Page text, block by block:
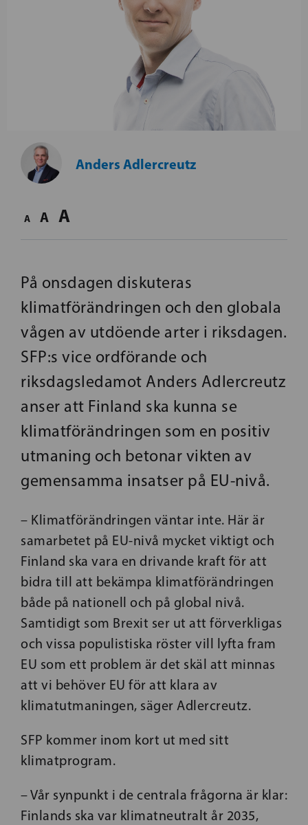
Anders Adlercreutz
A A A
På onsdagen diskuteras
klimatförändringen och den globala
vågen av utdöende arter i riksdagen.
SFP:s vice ordförande och
riksdagsledamot Anders Adlercreutz
anser att Finland ska kunna se
klimatförändringen som en positiv
utmaning och betonar vikten av
gemensamma insatser på EU-nivå.
– Klimatförändringen väntar inte. Här är
samarbetet på EU-nivå mycket viktigt och
Finland ska vara en drivande kraft för att
bidra till att bekämpa klimatförändringen
både på nationell och på global nivå.
Samtidigt som Brexit ser ut att förverkligas
och vissa populistiska röster vill lyfta fram
EU som ett problem är det skäl att minnas
att vi behöver EU för att klara av
klimatutmaningen, säger Adlercreutz.
SFP kommer inom kort ut med sitt
klimatprogram.
– Vår synpunkt i de centrala frågorna är klar:
Finlands ska var klimatneutralt år 2035,